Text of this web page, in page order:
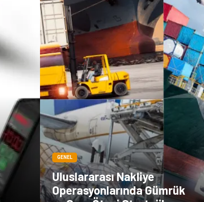
GENEL
Uluslararası Nakliye
Operasyonlarında Gümrük